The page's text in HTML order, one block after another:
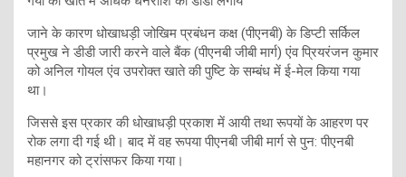
जाने के कारण धोखाधड़ी जोखिम प्रबंधन कक्ष (पीएनबी) के डिप्टी सर्किल
प्रमुख ने डीडी जारी करने वाले बैंक (पीएनबी जीबी मार्ग) एंव प्रियरंजन कुमार
को अनिल गोयल एंव उपरोक्त खाते की पुष्टि के सम्बंध में ई-मेल किया गया
था।
जिससे इस प्रकार की धोखाधड़ी प्रकाश में आयी तथा रूपयों के आहरण पर
रोक लगा दी गई थी। बाद में वह रूपया पीएनबी जीबी मार्ग से पुन: पीएनबी
महानगर को ट्रांसफर किया गया।